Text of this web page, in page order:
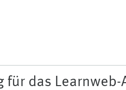
für das Learnweb-